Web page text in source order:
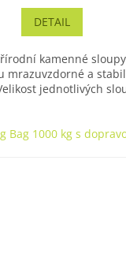
DETAIL
kamenné
mrazuvzdorné a
jednotlivých
Bag 1000 kg s